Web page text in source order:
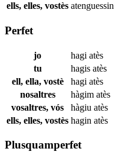
ells, elles, vostès atenguessin
Perfet
jo hagi atès
tu
hagis atès
ell, ella, vostè
hagi atès
nosaltres
hàgim atès
vosaltres, vós
hàgiu atès
ells, elles, vostès hagin atès
Plusquamperfet